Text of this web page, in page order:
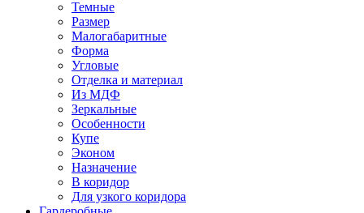
Темные
Размер
Малогабаритные
Форма
Угловые
Отделка и материал
Из МДФ
Зеркальные
Особенности
Купе
Эконом
Назначение
В коридор
Для узкого коридора